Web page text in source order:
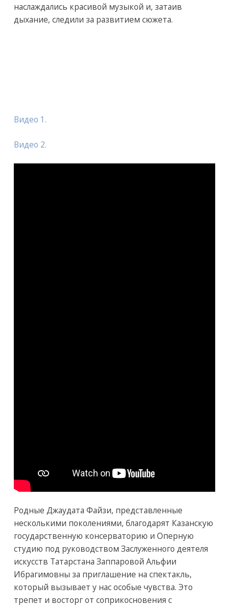
наслаждались красивой музыкой и, затаив
дыхание, следили за развитием сюжета.
Видео 1.
Видео 2.
Родные Джаудата Файзи, представленные
несколькими поколениями, благодарят Казанскую
государственную консерваторию и Оперную
студию под руководством Заслуженного деятеля
искусств Татарстана Заппаровой Альфии
Ибрагимовны за приглашение на спектакль,
который вызывает у нас особые чувства. Это
трепет и восторг от соприкосновения с